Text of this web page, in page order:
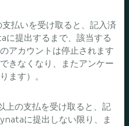
払いを受け取ると、記入済
提出するまで、該当する
アカウントは停止されます
きなくなり、またアンケー
ます）。
の支払を受け取ると、記
に提出しない限り、ま